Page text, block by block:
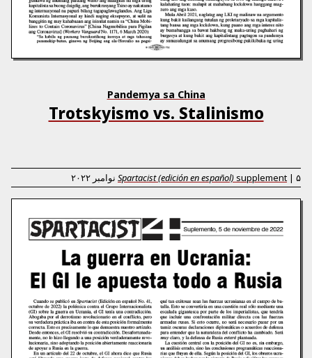
Pandemya sa China
Trotskyismo vs. Stalinismo
Spartacist (edición en español) supplement | ۵ نوامبر ۲۰۲۲